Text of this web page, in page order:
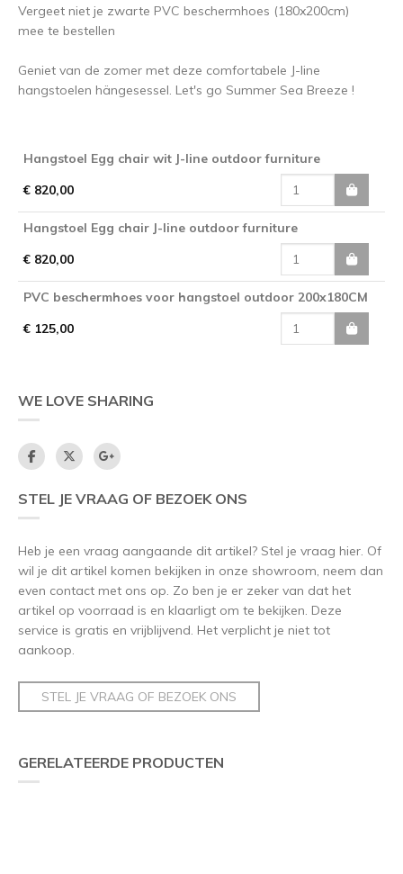
Vergeet niet je zwarte PVC beschermhoes (180x200cm)
mee te bestellen
Geniet van de zomer met deze comfortabele J-line
hangstoelen hängesessel. Let's go Summer Sea Breeze !
Hangstoel Egg chair wit J-line outdoor furniture
€ 820,00
Hangstoel Egg chair J-line outdoor furniture
€ 820,00
PVC beschermhoes voor hangstoel outdoor 200x180CM
€ 125,00
WE LOVE SHARING
STEL JE VRAAG OF BEZOEK ONS
Heb je een vraag aangaande dit artikel? Stel je vraag hier. Of
wil je dit artikel komen bekijken in onze showroom, neem dan
even contact met ons op. Zo ben je er zeker van dat het
artikel op voorraad is en klaarligt om te bekijken. Deze
service is gratis en vrijblijvend. Het verplicht je niet tot
aankoop.
STEL JE VRAAG OF BEZOEK ONS
GERELATEERDE PRODUCTEN